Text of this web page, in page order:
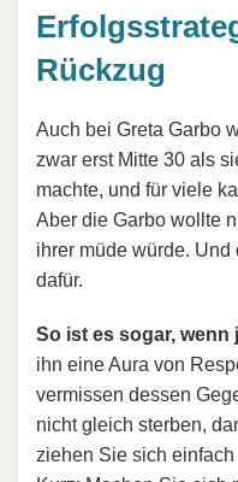
Rückzug
Auch bei Greta Garbo
zwar erst Mitte 30 als
machte, und für viele
Aber die Garbo wollte
ihrer müde würde.
dafür.
So ist es sogar, wenn
ihn eine Aura von
vermissen dessen
nicht gleich sterben,
ziehen Sie sich